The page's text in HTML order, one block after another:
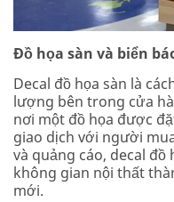
Đồ họa sàn và biển
Decal đồ họa sàn là
lượng bên trong cửa
nơi một đồ họa được
giao dịch với người
và quảng cáo, decal đồ
không gian nội thất
mới.